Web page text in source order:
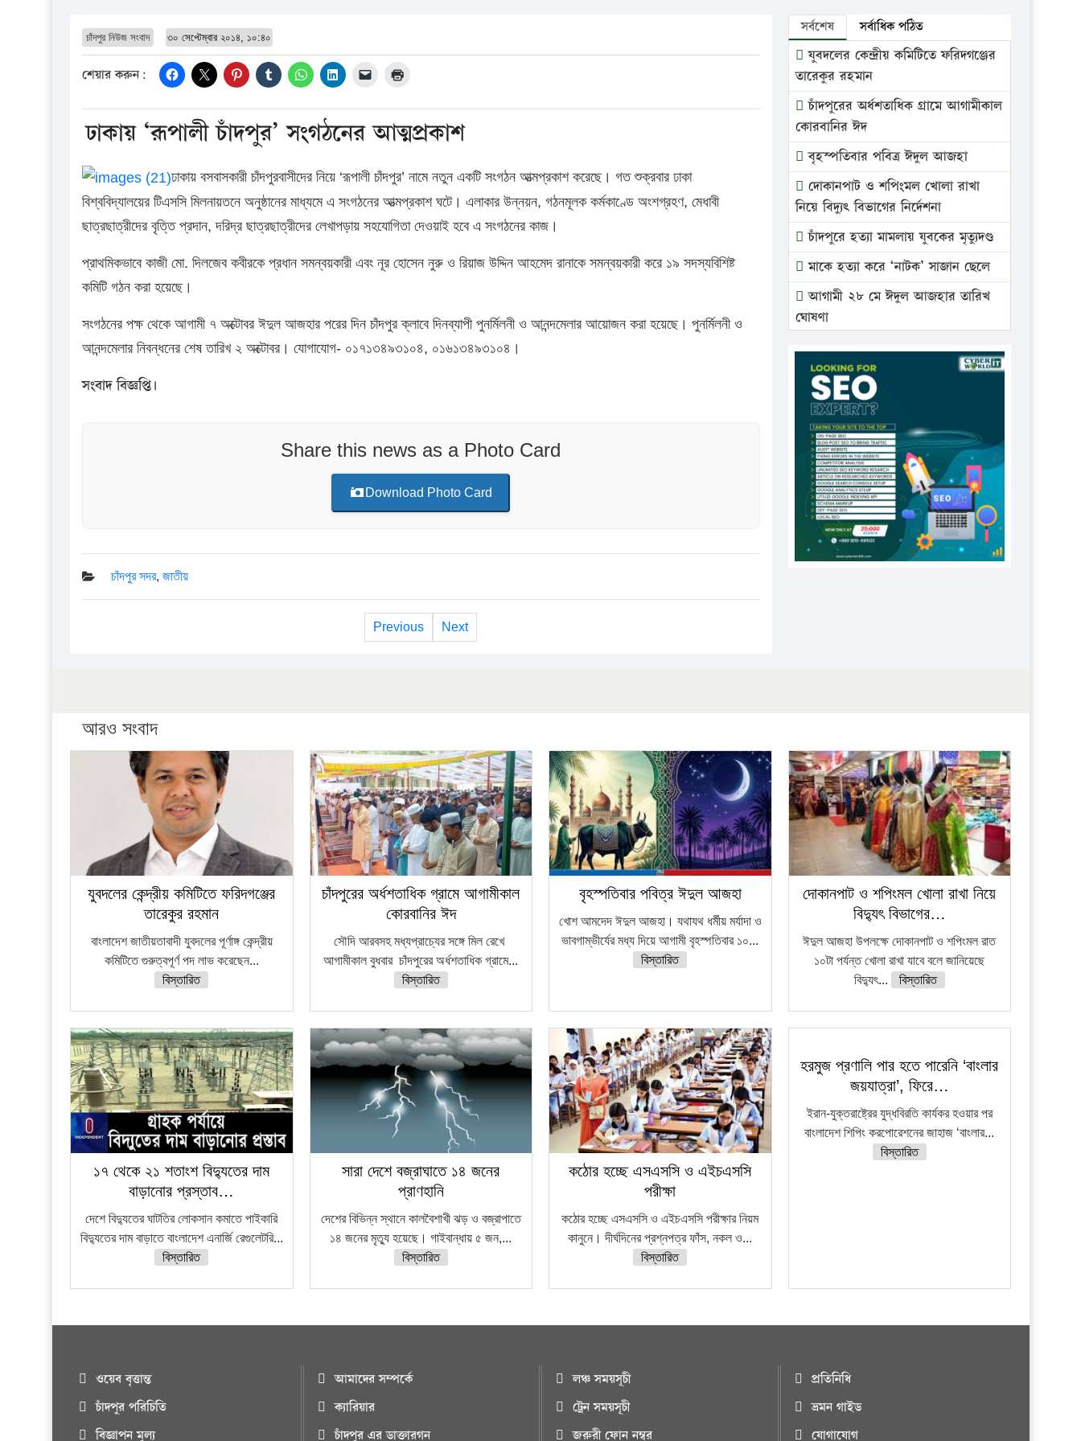
চাঁদপুর নিউজ সংবাদ ৩০ সেপ্টেম্বার ২০১৪, ১০:৪০
শেয়ার করুন:
ঢাকায় ‘রূপালী চাঁদপুর’ সংগঠনের আত্মপ্রকাশ
ঢাকায় বসবাসকারী চাঁদপুরবাসীদের নিয়ে ‘রূপালী চাঁদপুর’ নামে নতুন একটি সংগঠন আত্মপ্রকাশ করেছে। গত শুক্রবার ঢাকা
বিশ্ববিদ্যালয়ের টিএসসি মিলনায়তনে অনুষ্ঠানের মাধ্যমে এ সংগঠনের আত্মপ্রকাশ ঘটে। এলাকার উন্নয়ন, গঠনমূলক কর্মকাণ্ডে অংশগ্রহণ, মেধাবী
ছাত্রছাত্রীদের বৃত্তি প্রদান, দরিদ্র ছাত্রছাত্রীদের লেখাপড়ায় সহযোগিতা দেওয়াই হবে এ সংগঠনের কাজ।
প্রাথমিকভাবে কাজী মো. দিলজেব কবীরকে প্রধান সমন্বয়কারী এবং নূর হোসেন নুরু ও রিয়াজ উদ্দিন আহমেদ রানাকে সমন্বয়কারী করে ১৯ সদস্যবিশিষ্ট
কমিটি গঠন করা হয়েছে।
সংগঠনের পক্ষ থেকে আগামী ৭ অক্টোবর ঈদুল আজহার পরের দিন চাঁদপুর ক্লাবে দিনব্যাপী পুনর্মিলনী ও আনন্দমেলার আয়োজন করা হয়েছে। পুনর্মিলনী ও
আনন্দমেলার নিবন্ধনের শেষ তারিখ ২ অক্টোবর। যোগাযোগ- ০১৭১৩৪৯৩১০৪, ০১৬১৩৪৯৩১০৪।
সংবাদ বিজ্ঞপ্তি।
Share this news as a Photo Card
Download Photo Card
চাঁদপুর সদর, জাতীয়
Previous Next
সর্বশেষ সর্বাধিক পঠিত
যুবদলের কেন্দ্রীয় কমিটিতে ফরিদগঞ্জের
তারেকুর রহমান
চাঁদপুরের অর্ধশতাধিক গ্রামে আগামীকাল
কোরবানির ঈদ
বৃহস্পতিবার পবিত্র ঈদুল আজহা
দোকানপাট ও শপিংমল খোলা রাখা
নিয়ে বিদ্যুৎ বিভাগের নির্দেশনা
চাঁদপুরে হত্যা মামলায় যুবকের মৃত্যুদণ্ড
মাকে হত্যা করে ‘নাটক’ সাজান ছেলে
আগামী ২৮ মে ঈদুল আজহার তারিখ
ঘোষণা
ভ্রাম্যমাণ আদালতে দুইটি প্রতিষ্ঠানকে
প্রতিষ্ঠানকে ৪০হাজার টাকা জরিমানা।
এবার লঞ্চের ভাড়া বাড়ল
১৭ থেকে ২১ শতাংশ বিদ্যুতের দাম
বাড়ানোর প্রস্তাব পিডিবির
১৬ মে চাঁদপুর ও ২৫ মে ফেনী সফরে
যাবেন প্রধানমন্ত্রী
উচ্চশিক্ষায় গৌরবময় অর্জন: পূর্ণ
স্কলারশিপে যুক্তরাষ্ট্রে পিএইচডি করছেন
আরও সংবাদ
যুবদলের কেন্দ্রীয় কমিটিতে ফরিদগঞ্জের
তারেকুর রহমান
বাংলাদেশ জাতীয়তাবাদী যুবদলের পূর্ণাঙ্গ কেন্দ্রীয়
কমিটিতে গুরুত্বপূর্ণ পদ লাভ করেছেন...
বিস্তারিত
চাঁদপুরের অর্ধশতাধিক গ্রামে আগামীকাল
কোরবানির ঈদ
সৌদি আরবসহ মধ্যপ্রাচ্যের সঙ্গে মিল রেখে
আগামীকাল বুধবার চাঁদপুরের অর্ধশতাধিক গ্রামে...
বিস্তারিত
বৃহস্পতিবার পবিত্র ঈদুল আজহা
খোশ আমদেদ ঈদুল আজহা। যথাযথ ধর্মীয় মর্যাদা ও
ভাবগাম্ভীর্যের মধ্য দিয়ে আগামী বৃহস্পতিবার ১০...
বিস্তারিত
দোকানপাট ও শপিংমল খোলা রাখা নিয়ে
বিদ্যুৎ বিভাগের…
ঈদুল আজহা উপলক্ষে দোকানপাট ও শপিংমল রাত
১০টা পর্যন্ত খোলা রাখা যাবে বলে জানিয়েছে
বিদ্যুৎ...
বিস্তারিত
১৭ থেকে ২১ শতাংশ বিদ্যুতের দাম
বাড়ানোর প্রস্তাব…
দেশে বিদ্যুতের ঘাটতির লোকসান কমাতে পাইকারি
বিদ্যুতের দাম বাড়াতে বাংলাদেশ এনার্জি রেগুলেটরি...
বিস্তারিত
সারা দেশে বজ্রাঘাতে ১৪ জনের
প্রাণহানি
দেশের বিভিন্ন স্থানে কালবৈশাখী ঝড় ও বজ্রাপাতে
১৪ জনের মৃত্যু হয়েছে। গাইবান্ধায় ৫ জন,...
বিস্তারিত
কঠোর হচ্ছে এসএসসি ও এইচএসসি
পরীক্ষা
কঠোর হচ্ছে এসএসসি ও এইচএসসি পরীক্ষার নিয়ম
কানুনে। দীর্ঘদিনের প্রশ্নপত্র ফাঁস, নকল ও...
বিস্তারিত
হরমুজ প্রণালি পার হতে পারেনি ‘বাংলার
জয়যাত্রা’, ফিরে…
ইরান-যুক্তরাষ্ট্রের যুদ্ধবিরতি কার্যকর হওয়ার পর
বাংলাদেশ শিপিং করপোরেশনের জাহাজ ‘বাংলার...
বিস্তারিত
ওয়েব বৃত্তান্ত
চাঁদপুর পরিচিতি
বিজ্ঞাপন মুল্য
আমাদের সম্পর্কে
ক্যারিয়ার
চাঁদপুর এর ডাক্তারগন
লঞ্চ সময়সূচী
ট্রেন সময়সূচী
জরুরী ফোন নম্বর
প্রতিনিধি
ভ্রমন গাইড
যোগাযোগ